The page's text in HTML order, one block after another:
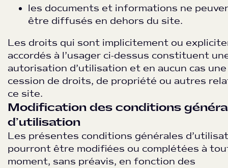
les documents et informations ne
être diffusés en dehors du site.
Les droits qui sont implicitement ou
accordés à l’usager ci-dessus constituent
autorisation d’utilisation et en aucun cas une
cession de droits, de propriété ou autres
ce site.
Modification des conditions
d’utilisation
Les présentes conditions générales
pourront être modifiées ou complétées à
moment, sans préavis, en fonction des